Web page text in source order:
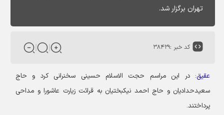
تهران برگزار شد.
کد خبر :۳۸۴۲۹
عقیق: در این مراسم حجت الاسلام حسینی سخنرانی کرد و حاج
سعیدحدادیان و حاج احمد نیکبختیان به قرائت زیارت عاشورا و مداحی
پرداختند.